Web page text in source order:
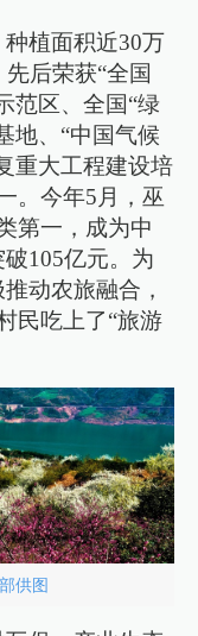
植面积近30万
后荣获“全国
范区、全国“绿
地、“中国气候
重大工程建设培
。今年5月，巫
第一，成为中
105亿元。为
动农旅融合，
民吃上了“旅游
供图